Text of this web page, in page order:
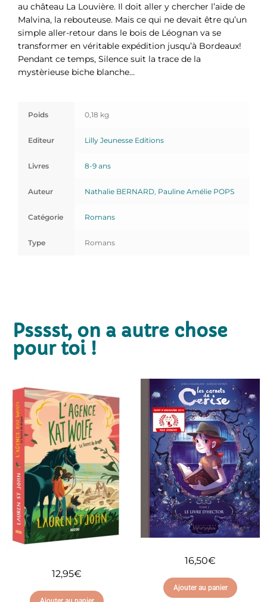
au château La Louvière. Il doit aller y chercher l’aide de
Malvina, la rebouteuse. Mais ce qui ne devait être qu’un
simple aller-retour dans le bois de Léognan va se
transformer en véritable expédition jusqu’à Bordeaux!
Pendant ce temps, Silence suit la trace de la
mystèrieuse biche blanche…
Poids 0,18 kg
Editeur Lilly Jeunesse Editions
Livres 8-9 ans
Auteur Nathalie BERNARD, Pauline Amélie POPS
Catégorie Romans
Type Romans
Psssst, on a autre chose
pour toi !
12,95€
16,50€
Ajouter au panier